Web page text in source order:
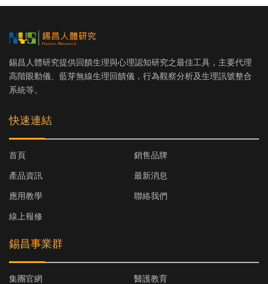
錫昌人體研究提供回饋生理與心理認知研究之最佳工具，主要代理
高階眼動儀、藍芽無線生理回饋儀，行為觀察分析及生理訊號整合
系統等。
快速連結
首頁
產品資訊
應用教學
線上報修
銷售品牌
最新消息
聯絡我們
錫昌事業群
集團官網 醫護教育